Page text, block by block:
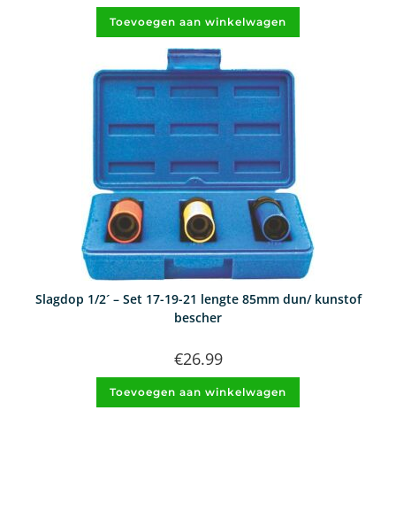
Toevoegen aan winkelwagen
Slagdop 1/2´ – Set 17-19-21 lengte 85mm dun/ kunstof
bescher
€26.99
Toevoegen aan winkelwagen